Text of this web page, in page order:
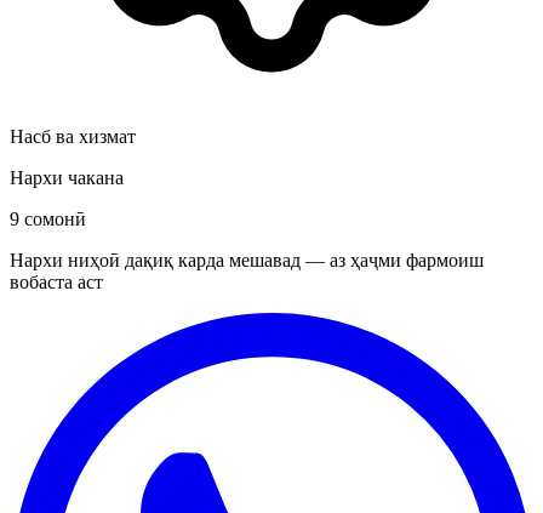
Насб ва хизмат
Нархи чакана
9 сомонӣ
Нархи ниҳоӣ дақиқ карда мешавад — аз ҳаҷми фармоиш
вобаста аст